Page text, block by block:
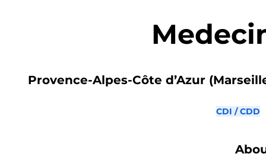
Provence-Alpes-Côte d’Azur
CDI / CDD